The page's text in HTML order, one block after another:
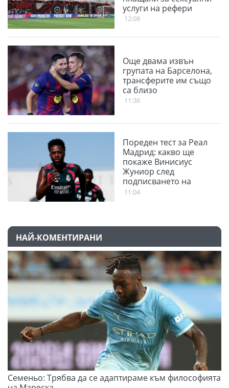
услуги на рефери
12:08
Още двама извън
групата на Барселона,
трансферите им също
са близо
11:36
Пореден тест за Реал
Мадрид: какво ще
покаже Винисиус
Жуниор след
подписването на
новия договор
11:04
НАЙ-КОМЕНТИРАНИ
Семеньо: Трябва да се адаптираме към философията